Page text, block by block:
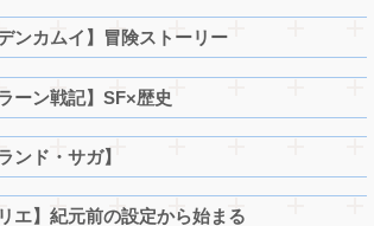
ンカムイ】冒険ストーリー
ーン戦記】SF×歴史
ド・サガ】
エ】紀元前の設定から始まる